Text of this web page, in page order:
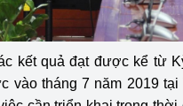
Tổ chức
nghiệp vụ
lao động
học, công nghệ và đổi
báo
kết quả đạt được kể từ
vào tháng 7 năm 2019